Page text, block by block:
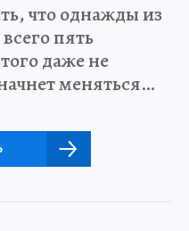
что однажды из
пять
даже не
меняться…